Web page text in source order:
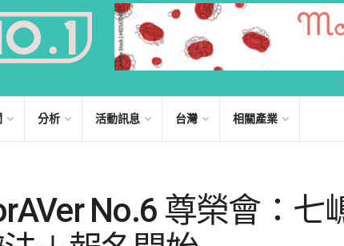
分析 活動訊息 台灣 相關產業
No.6 尊榮會：七